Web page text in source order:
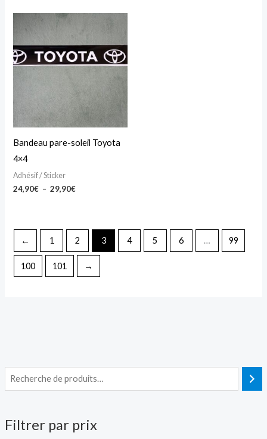
Filtrer par prix
rr
Bandeau pare-soleil Toyota
4×4
Adhésif / Sticker
24,90€ – 29,90€
24,90€
à
29,90€
produit
a
plusieurs
variations.
Les
options
être
choisies
sur
du
produit
← 1 2 3 4 5 6 … 99
100 101 →